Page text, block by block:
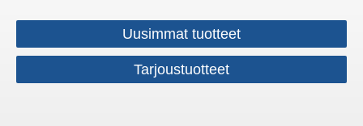
Uusimmat tuotteet
Tarjoustuotteet